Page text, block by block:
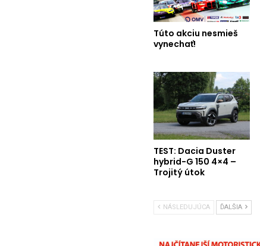
Túto akciu nesmieš
vynechať!
TEST: Dacia Duster
hybrid-G 150 4×4 –
Trojitý útok
NÁSLEDUJÚCA ĎALŠIA